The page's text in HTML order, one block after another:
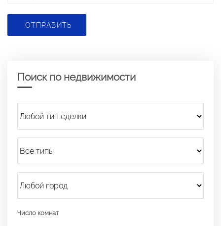
ОТПРАВИТЬ
Поиск по недвижимости
Число комнат